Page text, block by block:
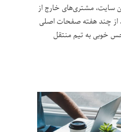
سایت، مشتری‌های خارج از
از چند هفته صفحات اصلی
خوبی به تیم منتقل